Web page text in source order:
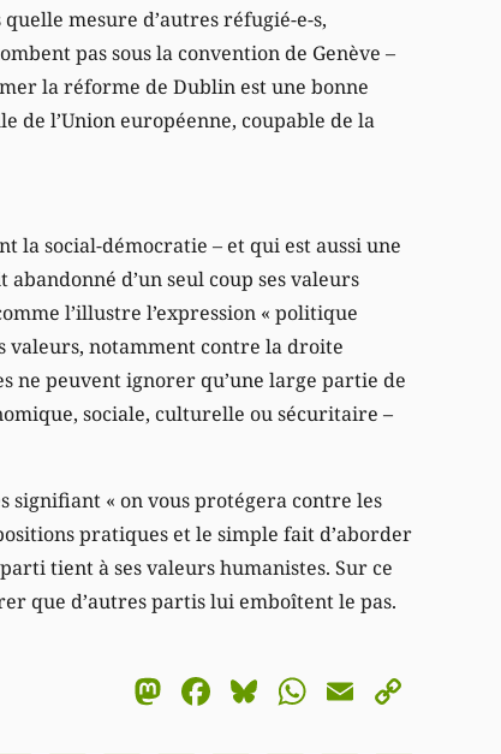
mesure d’autres réfugié-e-s,
pas sous la convention de Genève –
la réforme de Dublin est une bonne
de l’Union européenne, coupable de la
la social-démocratie – et qui est aussi une
d’un seul coup ses valeurs
l’illustre l’expression « politique
valeurs, notamment contre la droite
ne peuvent ignorer qu’une large partie de
sociale, culturelle ou sécuritaire –
signifiant « on vous protégera contre les
pratiques et le simple fait d’aborder
tient à ses valeurs humanistes. Sur ce
que d’autres partis lui emboîtent le pas.
Mastodon
Facebook
Bluesky
WhatsApp
Email